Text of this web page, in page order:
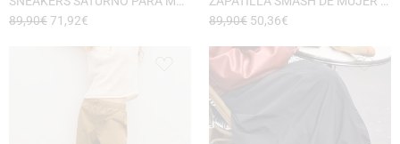
89,90€71,92€
89,90€ 50,36€